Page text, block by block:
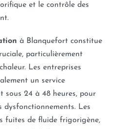
et le contrôle des
à Blanquefort constitue
particulièrement
Les entreprises
un service
sous 24 à 48 heures, pour
Les
fuites de fluide frigorigène,